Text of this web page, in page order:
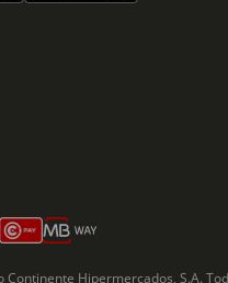
Hipermercados, S.A.